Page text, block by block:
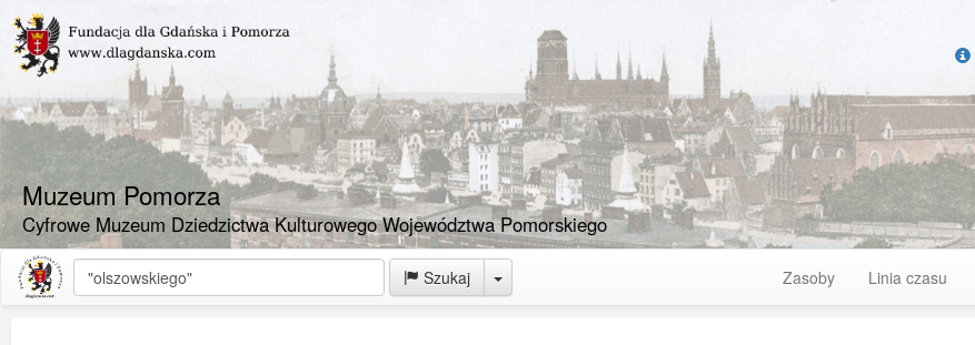
Muzeum Pomorza
Cyfrowe Muzeum Dziedzictwa Kulturowego Województwa Pomorskiego
Szukaj Toggle Dropdown Zasoby Linia czasu